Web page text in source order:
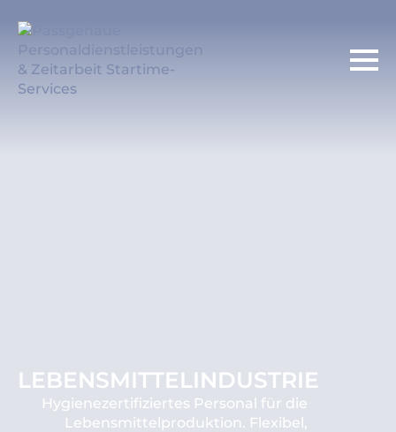
LEBENSMITTELINDUSTRIE
Hygienezertifiziertes Personal für die
Lebensmittelproduktion. Flexibel,